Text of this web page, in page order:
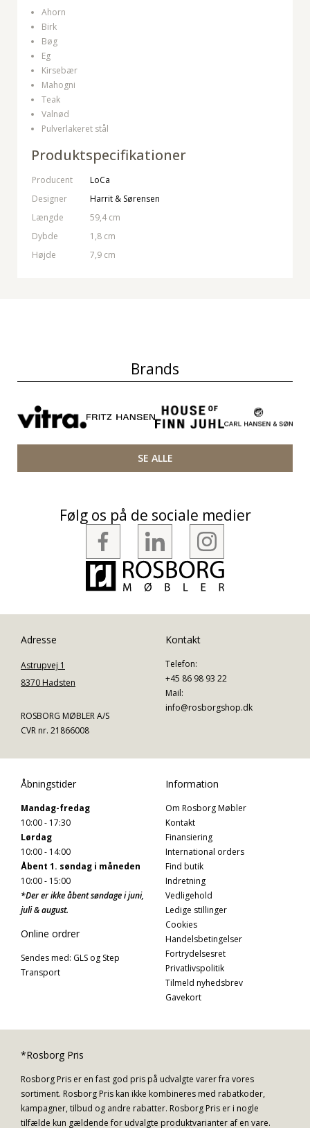
Ahorn
Birk
Bøg
Eg
Kirsebær
Mahogni
Teak
Valnød
Pulverlakeret stål
Produktspecifikationer
Producent
LoCa
Designer
Harrit & Sørensen
Længde
59,4 cm
Dybde
1,8 cm
Højde
7,9 cm
Brands
SE ALLE
Følg os på de sociale medier
Adresse
Astrupvej 1
8370 Hadsten
ROSBORG MØBLER A/S
CVR nr. 21866008
Kontakt
Telefon:
+45 86 98 93 22
Mail:
info@rosborgshop.dk
Åbningstider
Mandag-fredag
10:00 - 17:30
Lørdag
10:00 - 14:00
Åbent 1. søndag i måneden
10:00 - 15:00
*Der er ikke åbent søndage i juni,
juli & august.
Online ordrer
Sendes med: GLS og Step
Transport
Information
Om Rosborg Møbler
Kontakt
Finansiering
International orders
Find butik
Indretning
Vedligehold
Ledige stillinger
Cookies
Handelsbetingelser
Fortrydelsesret
Privatlivspolitik
Tilmeld nyhedsbrev
Gavekort
*Rosborg Pris
Rosborg Pris er en fast god pris på udvalgte varer fra vores
sortiment. Rosborg Pris kan ikke kombineres med rabatkoder,
kampagner, tilbud og andre rabatter. Rosborg Pris er i nogle
tilfælde kun gældende for udvalgte produktvarianter af en vare.